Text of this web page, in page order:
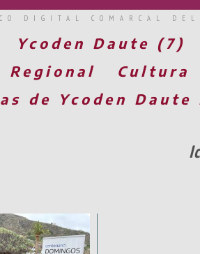
DIGITAL COMARCAL
Ycoden Daute (7)
Regional Cultura
de Ycoden Daute